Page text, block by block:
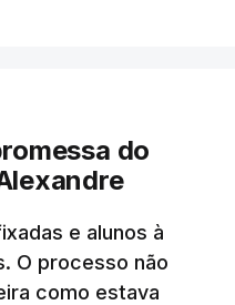
do
e alunos à
O processo não
como estava